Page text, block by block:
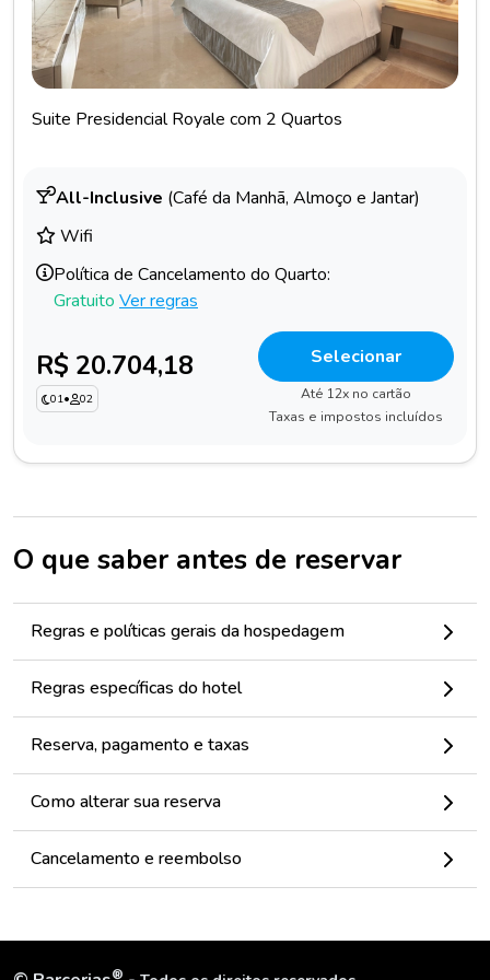
Suite Presidencial Royale com 2 Quartos
All-Inclusive (Café da Manhã, Almoço e Jantar)
Wifi
Política de Cancelamento do Quarto:
Gratuito Ver regras
R$ 20.704,18
01• 02
Selecionar
Até 12x no cartão
Taxas e impostos incluídos
O que saber antes de reservar
Regras e políticas gerais da hospedagem
Regras específicas do hotel
Reserva, pagamento e taxas
Como alterar sua reserva
Cancelamento e reembolso
®